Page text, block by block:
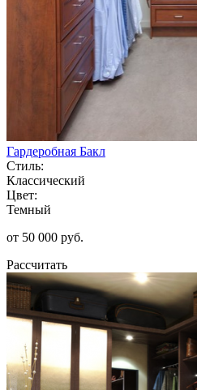
Гардеробная Бакл
Стиль:
Классический
Цвет:
Темный
от 50 000 руб.
Рассчитать